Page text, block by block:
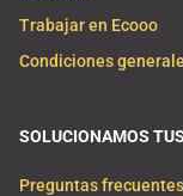
Trabajar en Ecooo
Condiciones
SOLUCIONAMOS
Preguntas frecuentes